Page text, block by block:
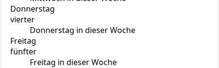
Donnerstag
vierter
Donnerstag in dieser Woche
Freitag
fünfter
Freitag in dieser Woche